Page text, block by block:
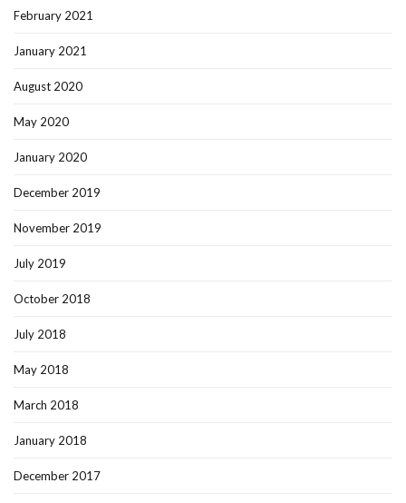
February 2021
January 2021
August 2020
May 2020
January 2020
December 2019
November 2019
July 2019
October 2018
July 2018
May 2018
March 2018
January 2018
December 2017